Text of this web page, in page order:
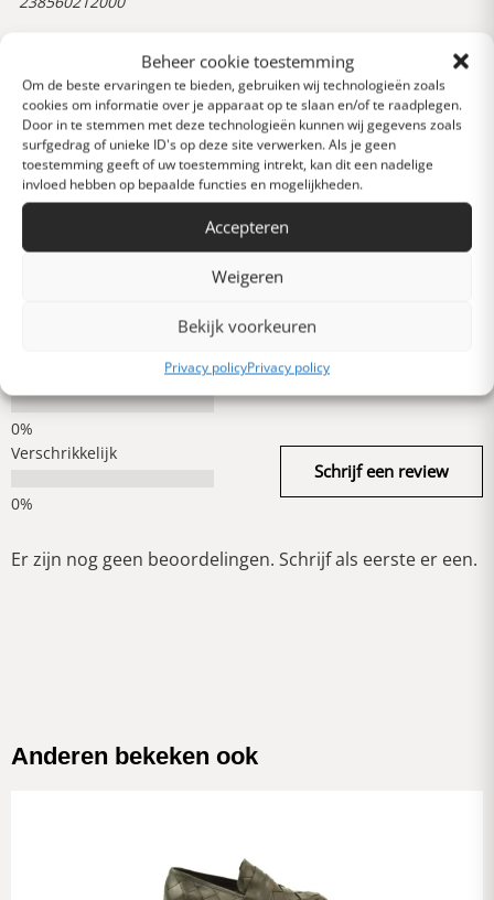
Beheer cookie toestemming
Om de beste ervaringen te bieden, gebruiken wij technologieën zoals
cookies om informatie over je apparaat op te slaan en/of te raadplegen.
Door in te stemmen met deze technologieën kunnen wij gegevens zoals
surfgedrag of unieke ID's op deze site verwerken. Als je geen
toestemming geeft of uw toestemming intrekt, kan dit een nadelige
invloed hebben op bepaalde functies en mogelijkheden.
Accepteren
Weigeren
Bekijk voorkeuren
Privacy policyPrivacy policy
Reviews
0 van 5 sterren (op
basis van 0 reviews)
Uitstekend
Verschrikkelijk
Schrijf een review
Er zijn nog geen beoordelingen. Schrijf als eerste er een.
Anderen bekeken ook